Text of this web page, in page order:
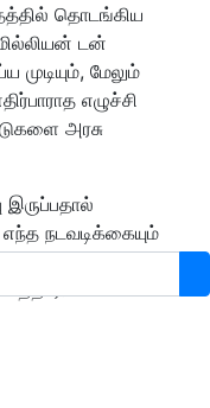
தொடங்கிய
டன்
முடியும், மேலும்
எழுச்சி
அரசு
இருப்பதால்
நடவடிக்கையும்
செயலாளர்